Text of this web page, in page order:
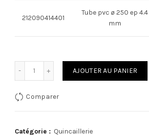
212090414401
Tube pvc ø 250 ep 4.4
mm
AJOUTER AU PANIER
Comparer
Catégorie : Quincaillerie